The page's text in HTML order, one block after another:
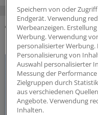
DAS KÖNNTE
Speichern von oder
Endgerät. Verwendung
Werbeanzeigen.
Werbung. Verwendung
personalisierter
Personalisierung von
Auswahl personalisierter
Messung der
Zielgruppen durch
aus verschiedenen
Angebote. Verwendung
Inhalten.